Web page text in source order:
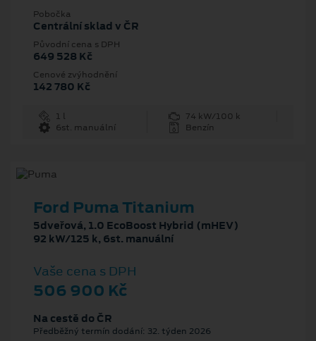
Pobočka
Centrální sklad v ČR
Původní cena s DPH
649 528 Kč
Cenové zvýhodnění
142 780 Kč
1 l
74 kW/100 k
6st. manuální
Benzín
Ford Puma Titanium
5dveřová, 1.0 EcoBoost Hybrid (mHEV)
92 kW/125 k, 6st. manuální
Vaše cena s DPH
506 900 Kč
Na cestě do ČR
Předběžný termín dodání: 32. týden 2026